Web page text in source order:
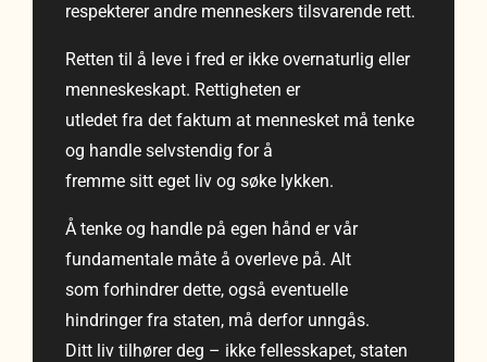
respekterer andre menneskers tilsvarende rett.
Retten til å leve i fred er ikke overnaturlig eller
menneskeskapt. Rettigheten er
utledet fra det faktum at mennesket må tenke
og handle selvstendig for å
fremme sitt eget liv og søke lykken.
Å tenke og handle på egen hånd er vår
fundamentale måte å overleve på. Alt
som forhindrer dette, også eventuelle
hindringer fra staten, må derfor unngås.
Ditt liv tilhører deg – ikke fellesskapet, staten